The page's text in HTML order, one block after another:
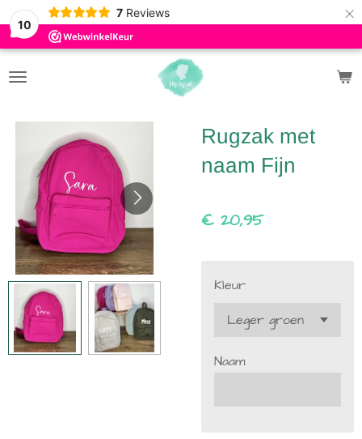
10
7 Reviews ×
Rugzak met
naam Fijn
€ 20,95
Kleur
Naam